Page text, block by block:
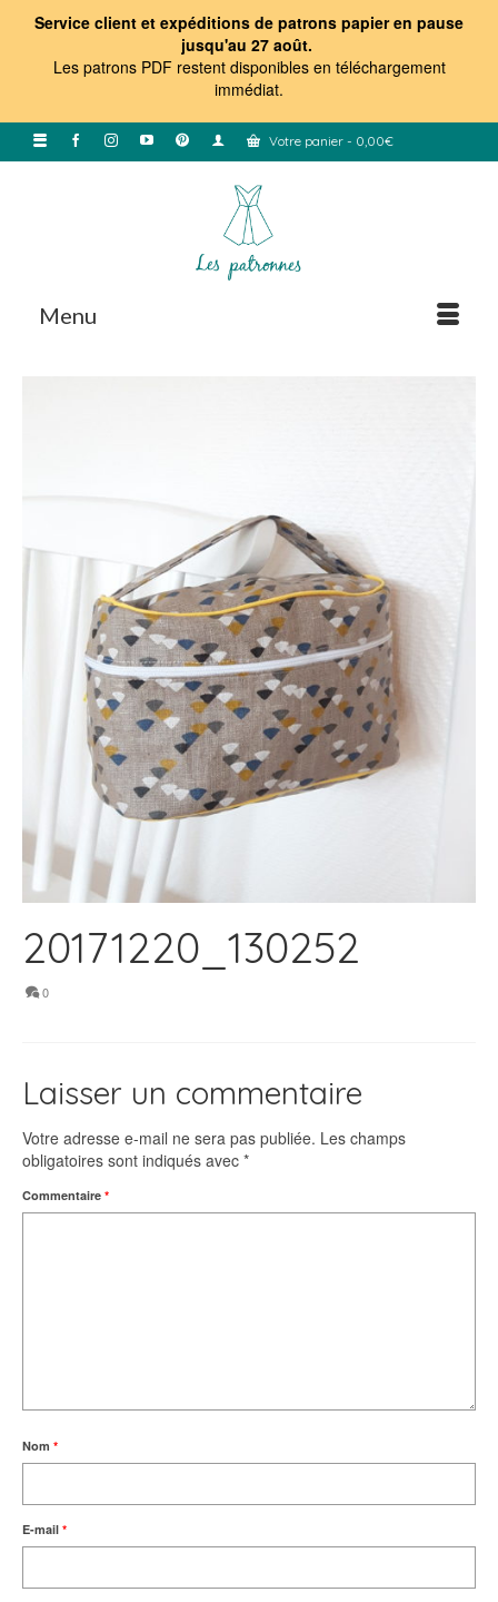
Service client et expéditions de patrons papier en pause
jusqu'au 27 août.
Les patrons PDF restent disponibles en téléchargement
immédiat.
Votre panier - 0,00€
Menu
20171220_130252
0
Laisser un commentaire
Votre adresse e-mail ne sera pas publiée. Les champs
obligatoires sont indiqués avec *
Commentaire *
Nom *
E-mail *